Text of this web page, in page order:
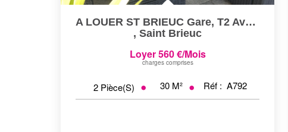
A LOUER ST BRIEUC Gare, T2 Avec Terrasse
,Saint Brieuc
Loyer 560 €/mois
charges comprises
2 Pièce(s) 30 M² Réf : A792